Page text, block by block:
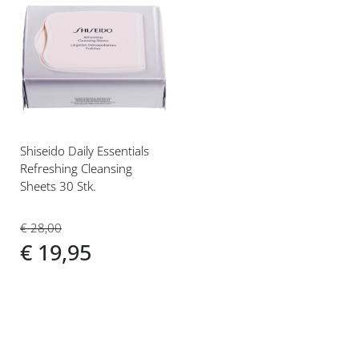
Voeg
toe
aan
verlanglijst
Shiseido Daily Essentials
Refreshing Cleansing
Sheets 30 Stk.
€ 28,00
€ 19,95